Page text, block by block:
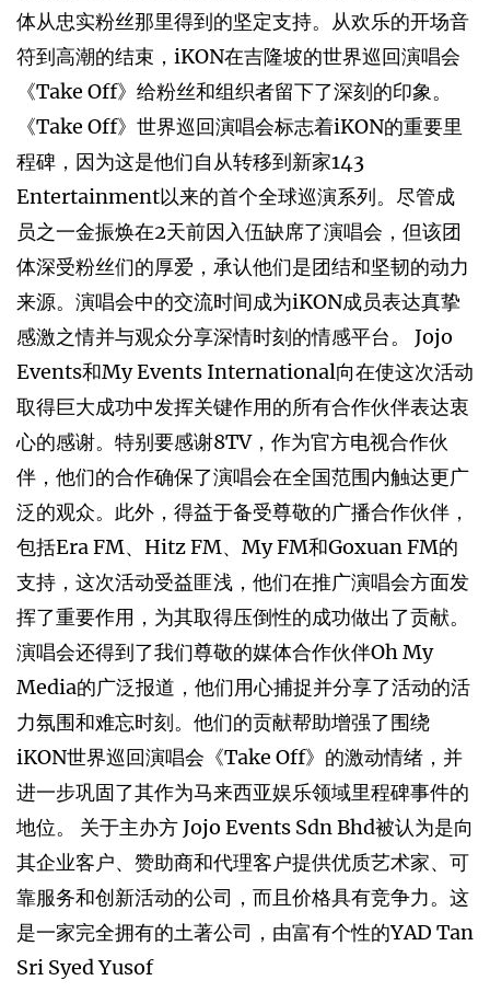
体从忠实粉丝那里得到的坚定支持。从欢乐的开场音
符到高潮的结束，iKON在吉隆坡的世界巡回演唱会
《Take Off》给粉丝和组织者留下了深刻的印象。
《Take Off》世界巡回演唱会标志着iKON的重要里
程碑，因为这是他们自从转移到新家143
Entertainment以来的首个全球巡演系列。尽管成
员之一金振焕在2天前因入伍缺席了演唱会，但该团
体深受粉丝们的厚爱，承认他们是团结和坚韧的动力
来源。演唱会中的交流时间成为iKON成员表达真挚
感激之情并与观众分享深情时刻的情感平台。 Jojo
Events和My Events International向在使这次活动
取得巨大成功中发挥关键作用的所有合作伙伴表达衷
心的感谢。特别要感谢8TV，作为官方电视合作伙
伴，他们的合作确保了演唱会在全国范围内触达更广
泛的观众。此外，得益于备受尊敬的广播合作伙伴，
包括Era FM、Hitz FM、My FM和Goxuan FM的
支持，这次活动受益匪浅，他们在推广演唱会方面发
挥了重要作用，为其取得压倒性的成功做出了贡献。
演唱会还得到了我们尊敬的媒体合作伙伴Oh My
Media的广泛报道，他们用心捕捉并分享了活动的活
力氛围和难忘时刻。他们的贡献帮助增强了围绕
iKON世界巡回演唱会《Take Off》的激动情绪，并
进一步巩固了其作为马来西亚娱乐领域里程碑事件的
地位。 关于主办方 Jojo Events Sdn Bhd被认为是向
其企业客户、赞助商和代理客户提供优质艺术家、可
靠服务和创新活动的公司，而且价格具有竞争力。这
是一家完全拥有的土著公司，由富有个性的YAD Tan
Sri Syed Yusof